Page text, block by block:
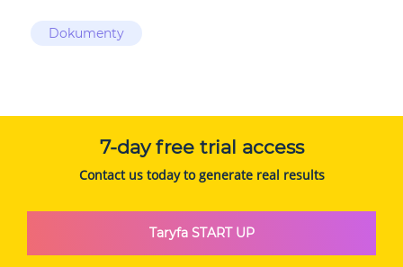
Dokumenty
7-day free trial access
Contact us today to generate real results
Taryfa START UP